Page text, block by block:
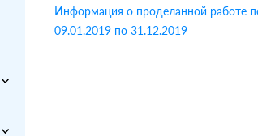
Информация о проделанной работе
09.01.2019 по 31.12.2019